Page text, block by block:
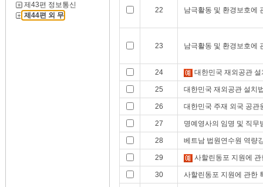
제43편 정보통신
제44편 외 무
22 남극활동 및 환경보호에
23 남극활동 및 환경보호에
24 대한민국 재외공관 설
25 대한민국 재외공관 설치
26 대한민국 주재 외국 공관
27 명예영사의 임명 및 직무
28 베트남 법원연수원 역량
29 사할린동포 지원에
30 사할린동포 지원에 관한